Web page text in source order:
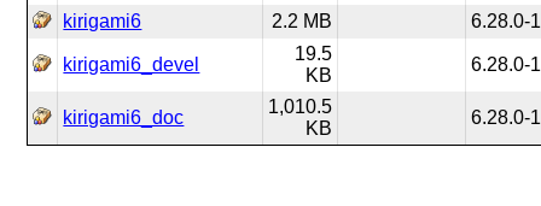
kirigami6
2.2 MB 6.28.0-1
kirigami6_devel
19.5
KB
6.28.0-1
kirigami6_doc
1,010.5
KB
6.28.0-1